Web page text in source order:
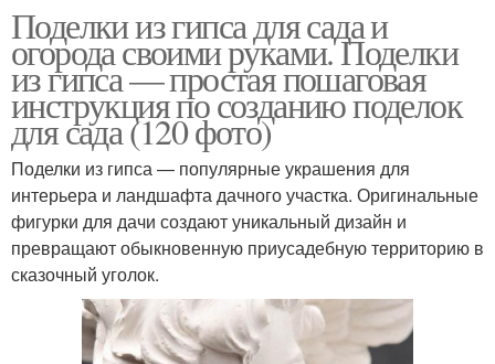
Поделки из гипса для сада и
огорода своими руками. Поделки
из гипса — простая пошаговая
инструкция по созданию поделок
для сада (120 фото)
Поделки из гипса — популярные украшения для
интерьера и ландшафта дачного участка. Оригинальные
фигурки для дачи создают уникальный дизайн и
превращают обыкновенную приусадебную территорию в
сказочный уголок.